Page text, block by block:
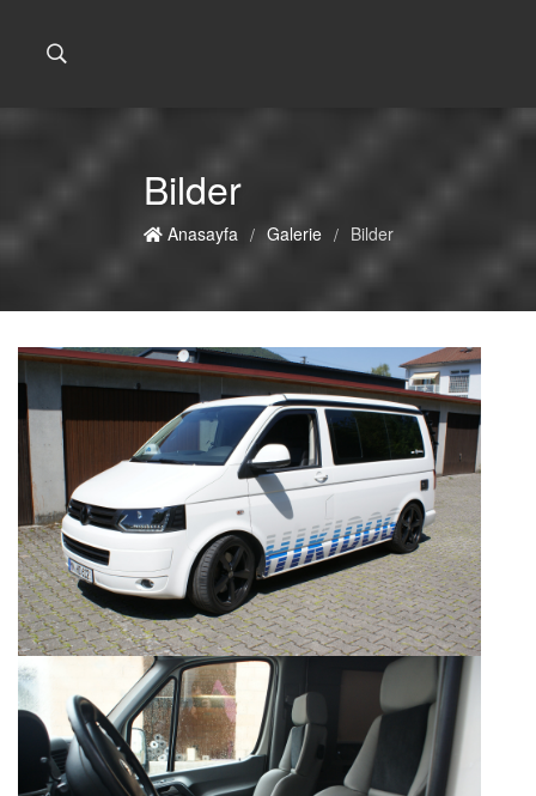
Bilder
Anasayfa / Galerie / Bilder